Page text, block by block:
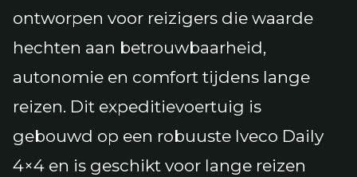
ontworpen voor reizigers die waarde
hechten aan betrouwbaarheid,
autonomie en comfort tijdens lange
reizen. Dit expeditievoertuig is
gebouwd op een robuuste Iveco Daily
4×4 en is geschikt voor lange reizen